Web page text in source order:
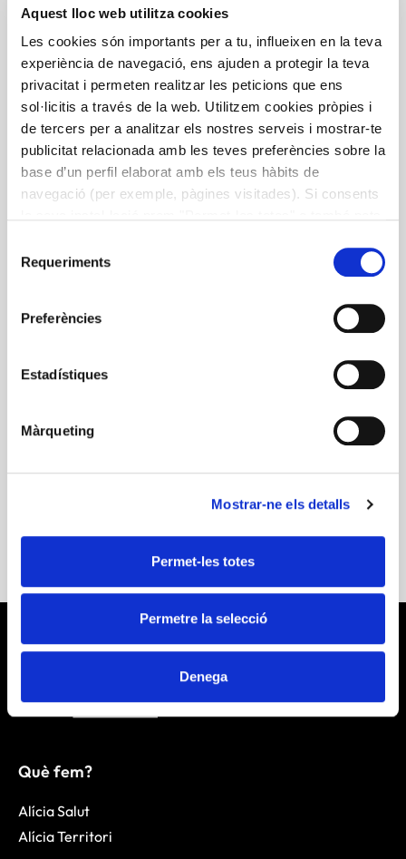
Aquest lloc web utilitza cookies
Les cookies són importants per a tu, influeixen en la teva
experiència de navegació, ens ajuden a protegir la teva
privacitat i permeten realitzar les peticions que ens
sol·licitis a través de la web. Utilitzem cookies pròpies i
de tercers per a analitzar els nostres serveis i mostrar-te
publicitat relacionada amb les teves preferències sobre la
base d’un perfil elaborat amb els teus hàbits de
navegació (per exemple, pàgines visitades). Si consents
informació a la nostra
Requeriments
Preferències
Estadístiques
Màrqueting
Mostrar-ne els detalls
Permet-les totes
Permetre la selecció
Denega
Cuina de bosc del Pallars.
Indicacions per a restauradors i
curiosos
Una guia per a restauradors i curiosos sobre plantes
silvestres i les seves aplicacions a la cuina, amb un total
projecte Cuina de Bosc que, des del 2018, desenvolupa
l’Ajuntament de Tremp a través del programa
sector de la restauració i Fundació Alícia.
receptes
Més informació
Què fem?
Alícia Salut
Alícia Territori